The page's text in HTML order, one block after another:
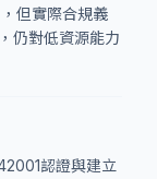
但實際合規義
仍對低資源能力
認證與建立